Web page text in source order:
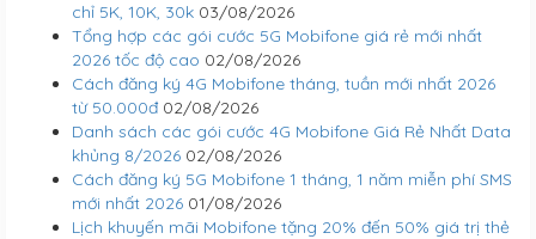
chỉ 5K, 10K, 30k 03/08/2026
Tổng hợp các gói cước 5G Mobifone giá rẻ mới nhất
2026 tốc độ cao 02/08/2026
Cách đăng ký 4G Mobifone tháng, tuần mới nhất 2026
từ 50.000đ 02/08/2026
Danh sách các gói cước 4G Mobifone Giá Rẻ Nhất Data
khủng 8/2026 02/08/2026
Cách đăng ký 5G Mobifone 1 tháng, 1 năm miễn phí SMS
mới nhất 2026 01/08/2026
Lịch khuyến mãi Mobifone tặng 20% đến 50% giá trị thẻ